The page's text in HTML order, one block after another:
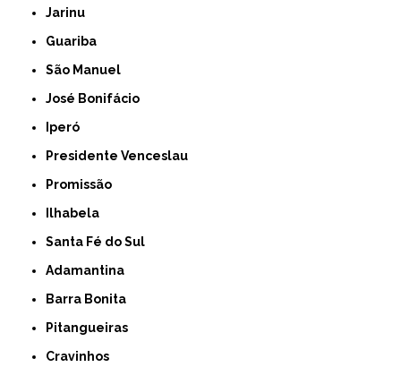
Jarinu
Guariba
São Manuel
José Bonifácio
Iperó
Presidente Venceslau
Promissão
Ilhabela
Santa Fé do Sul
Adamantina
Barra Bonita
Pitangueiras
Cravinhos